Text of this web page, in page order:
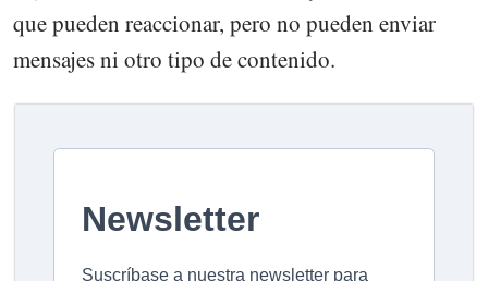
que pueden reaccionar, pero no pueden enviar
mensajes ni otro tipo de contenido.